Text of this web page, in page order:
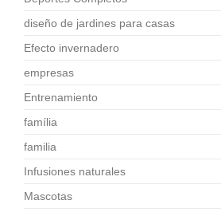
diseño de jardines para casas
Efecto invernadero
empresas
Entrenamiento
família
familia
Infusiones naturales
Mascotas